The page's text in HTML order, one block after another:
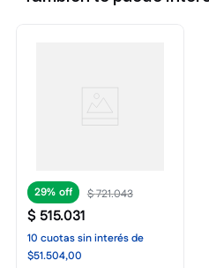
29% $721.043
$515.031
10 cuotassin interésde
$51.504,00